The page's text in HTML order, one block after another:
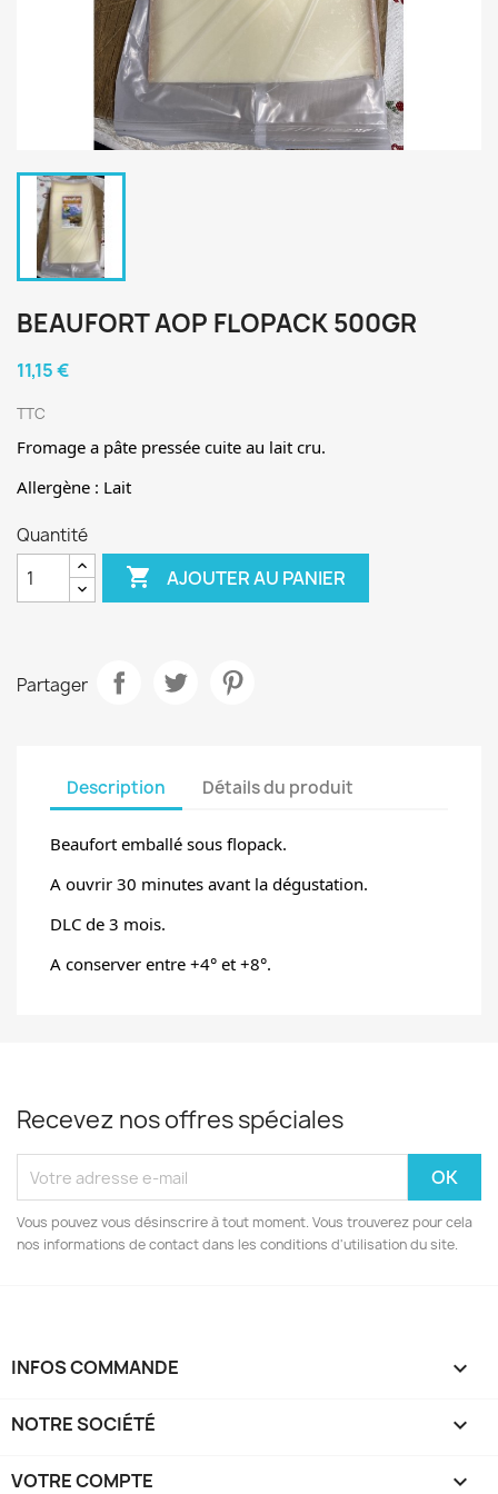
BEAUFORT AOP FLOPACK 500GR
11,15 €
TTC
Fromage a pâte pressée cuite au lait cru.
Allergène : Lait
Quantité
 AJOUTER AU PANIER
Partager
Description Détails du produit
Beaufort emballé sous flopack.
A ouvrir 30 minutes avant la dégustation.
DLC de 3 mois.
A conserver entre +4° et +8°.
Recevez nos offres spéciales
Vous pouvez vous désinscrire à tout moment. Vous trouverez pour cela
nos informations de contact dans les conditions d'utilisation du site.
INFOS COMMANDE 
NOTRE SOCIÉTÉ 
VOTRE COMPTE 